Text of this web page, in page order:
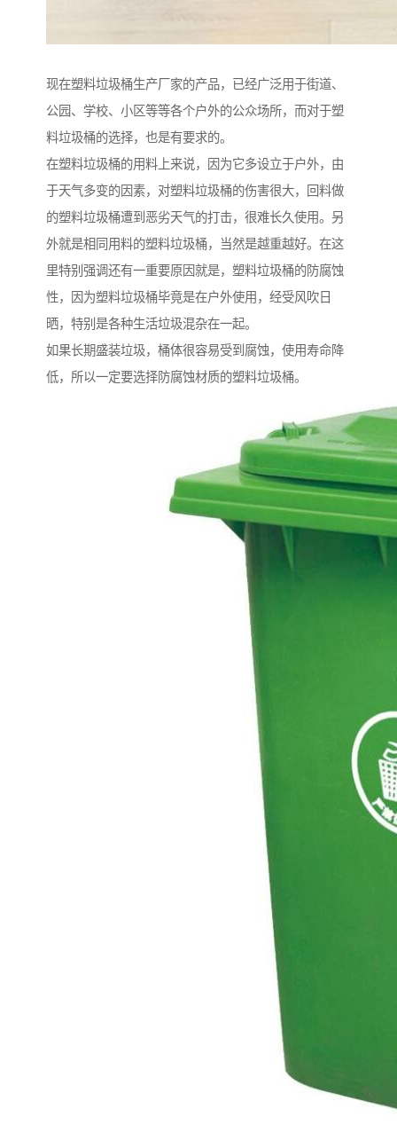
现在塑料垃圾桶生产厂家的产品，已经广泛用于街道、
公园、学校、小区等等各个户外的公众场所，而对于塑
料垃圾桶的选择，也是有要求的。
在塑料垃圾桶的用料上来说，因为它多设立于户外，由
于天气多变的因素，对塑料垃圾桶的伤害很大，回料做
的塑料垃圾桶遭到恶劣天气的打击，很难长久使用。另
外就是相同用料的塑料垃圾桶，当然是越重越好。在这
里特别强调还有一重要原因就是，塑料垃圾桶的防腐蚀
性，因为塑料垃圾桶毕竟是在户外使用，经受风吹日
晒，特别是各种生活垃圾混杂在一起。
如果长期盛装垃圾，桶体很容易受到腐蚀，使用寿命降
低，所以一定要选择防腐蚀材质的塑料垃圾桶。